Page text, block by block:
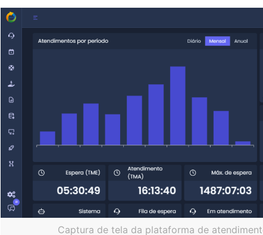
Captura de tela da plataforma de